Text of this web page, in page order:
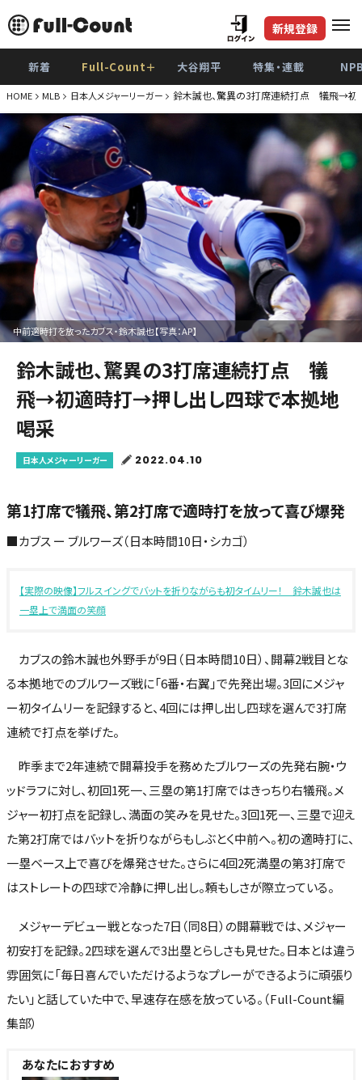
新規登録
新着 Full-Count＋ 大谷翔平 特集・連載
HOME MLB 日本人メジャーリーガー 鈴木誠也、驚異の3打席連続打点 犠飛→初
中前適時打を放ったカブス・鈴木誠也【写真：AP】
鈴木誠也、驚異の3打席連続打点 犠
飛→初適時打→押し出し四球で本拠地
喝采
日本人メジャーリーガー 2022.04.10
第1打席で犠飛、第2打席で適時打を放って喜び爆発
■カブス ー ブルワーズ（日本時間10日・シカゴ）
【実際の映像】フルスイングでバットを折りながらも初タイムリー！ 鈴木誠也は
一塁上で満面の笑顔
カブスの鈴木誠也外野手が9日（日本時間10日）、開幕2戦目とな
る本拠地でのブルワーズ戦に「6番・右翼」で先発出場。3回にメジャ
ー初タイムリーを記録すると、4回には押し出し四球を選んで3打席
連続で打点を挙げた。
昨季まで2年連続で開幕投手を務めたブルワーズの先発右腕・ウ
ッドラフに対し、初回1死一、三塁の第1打席ではきっちり右犠飛。メ
ジャー初打点を記録し、満面の笑みを見せた。3回1死一、三塁で迎え
た第2打席ではバットを折りながらもしぶとく中前へ。初の適時打に、
一塁ベース上で喜びを爆発させた。さらに4回2死満塁の第3打席で
はストレートの四球で冷静に押し出し。頼もしさが際立っている。
メジャーデビュー戦となった7日（同8日）の開幕戦では、メジャー
初安打を記録。2四球を選んで3出塁とらしさも見せた。日本とは違う
雰囲気に「毎日喜んでいただけるようなプレーができるように頑張り
たい」と話していた中で、早速存在感を放っている。（Full-Count編
集部）
あなたにおすすめ